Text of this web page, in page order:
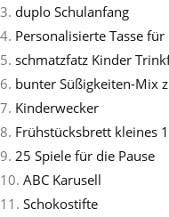
3. duplo Schulanfang
4. Personalisierte Tasse
5. schmatzfatz Kinder
6. bunter Süßigkeiten-Mix
7. Kinderwecker
8. Frühstücksbrett kleines
9. 25 Spiele für die Pause
10. ABC Karusell
11. Schokostifte